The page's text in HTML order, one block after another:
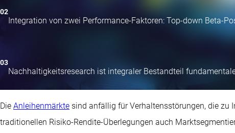
Integration von zwei Performance-Faktoren: Top-down Beta-
Nachhaltigkeitsresearch ist integraler Bestandteil
Die Anleihenmärkte sind anfällig für Verhaltensstörungen, die zu
traditionellen Risiko-Rendite-Überlegungen auch